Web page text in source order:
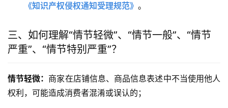
《知识产权侵权通知受理规范》 。
三、如何理解“情节轻微”、“情节一般”、“情节
严重”、“情节特别严重”？
情节轻微： 商家在店铺信息、商品信息表述中不当使用他人
权利，可能造成消费者混淆或误认的；